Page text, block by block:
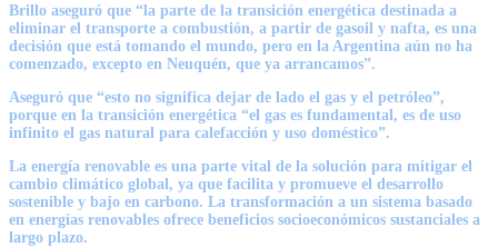
Brillo aseguró que “la parte de la transición energética destinada a
eliminar el transporte a combustión, a partir de gasoil y nafta, es una
decisión que está tomando el mundo, pero en la Argentina aún no ha
comenzado, excepto en Neuquén, que ya arrancamos”.
Aseguró que “esto no significa dejar de lado el gas y el petróleo”,
porque en la transición energética “el gas es fundamental, es de uso
infinito el gas natural para calefacción y uso doméstico”.
La energía renovable es una parte vital de la solución para mitigar el
cambio climático global, ya que facilita y promueve el desarrollo
sostenible y bajo en carbono. La transformación a un sistema basado
en energías renovables ofrece beneficios socioeconómicos sustanciales a
largo plazo.